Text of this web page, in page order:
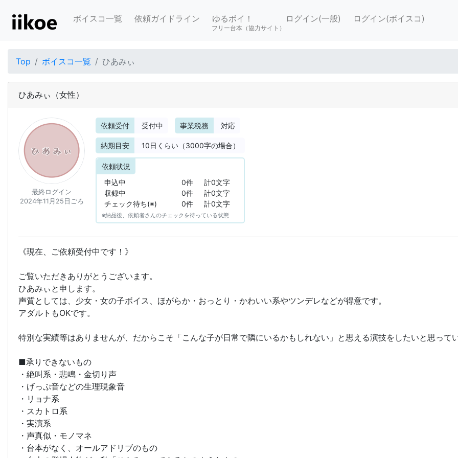
ボイスコ一覧 依頼ガイドライン ゆるボイ！
フリー台本（協力サイト）
ログイン(一般) ログイン(ボイスコ)
Top ボイスコ一覧 ひあみぃ
ひあみぃ （女性）
最終ログイン
2024年11月25日ごろ
依頼受付 受付中 事業税務 対応
納期目安 10日くらい（3000字の場合）
依頼状況
申込中
0件
計0文字
収録中
0件
計0文字
チェック待ち(※)
0件 計0文字
※納品後、依頼者さんのチェックを待っている状態
《現在、ご依頼受付中です！》
ご覧いただきありがとうございます。
ひあみぃと申します。
声質としては、少女・女の子ボイス、ほがらか・おっとり・かわいい系やツンデレなどが得意です。
アダルトもOKです。
特別な実績等はありませんが、だからこそ「こんな子が日常で隣にいるかもしれない」と思える演技をしたいと思って
■承りできないもの
・絶叫系・悲鳴・金切り声
・げっぷ音などの生理現象音
・リョナ系
・スカトロ系
・実演系
・声真似・モノマネ
・台本がなく、オールアドリブのもの